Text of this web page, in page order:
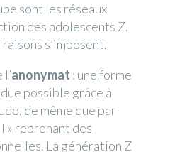
sont les réseaux
des adolescents Z.
s’imposent.
anonymat : une forme
possible grâce à
de même que par
» reprenant des
La génération Z